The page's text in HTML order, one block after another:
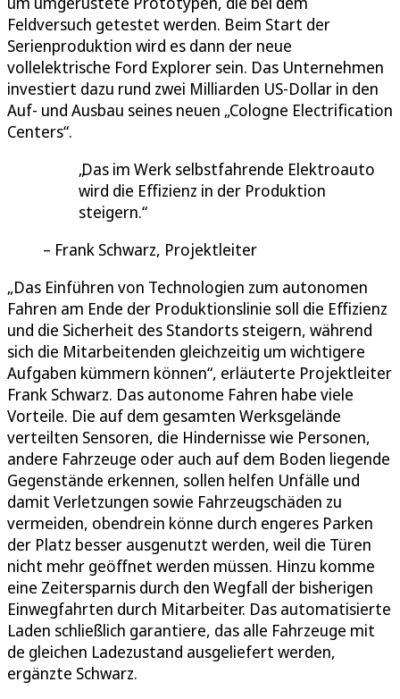
Feldversuch getestet werden. Beim Start der
Serienproduktion wird es dann der neue
vollelektrische Ford Explorer sein. Das Unternehmen
investiert dazu rund zwei Milliarden US-Dollar in den
Auf- und Ausbau seines neuen „Cologne Electrification
Centers“.
Das im Werk selbstfahrende Elektroauto
wird die Effizienz in der Produktion
steigern.
Frank Schwarz, Projektleiter
„Das Einführen von Technologien zum autonomen
Fahren am Ende der Produktionslinie soll die Effizienz
und die Sicherheit des Standorts steigern, während
sich die Mitarbeitenden gleichzeitig um wichtigere
Aufgaben kümmern können“, erläuterte Projektleiter
Frank Schwarz. Das autonome Fahren habe viele
Vorteile. Die auf dem gesamten Werksgelände
verteilten Sensoren, die Hindernisse wie Personen,
andere Fahrzeuge oder auch auf dem Boden liegende
Gegenstände erkennen, sollen helfen Unfälle und
damit Verletzungen sowie Fahrzeugschäden zu
vermeiden, obendrein könne durch engeres Parken
der Platz besser ausgenutzt werden, weil die Türen
nicht mehr geöffnet werden müssen. Hinzu komme
eine Zeitersparnis durch den Wegfall der bisherigen
Einwegfahrten durch Mitarbeiter. Das automatisierte
Laden schließlich garantiere, das alle Fahrzeuge mit
de gleichen Ladezustand ausgeliefert werden,
ergänzte Schwarz.